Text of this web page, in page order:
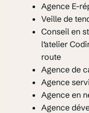
Agence E-
Veille de
Conseil en
l’atelier
route
Agence de
Agence
Agence en
Agence